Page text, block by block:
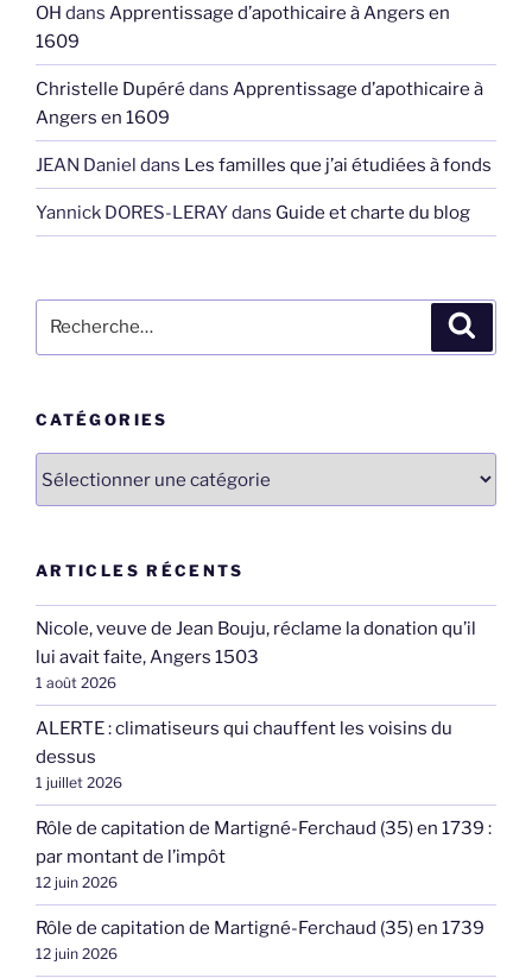
OH dans Apprentissage d’apothicaire à Angers en
1609
Christelle Dupéré dans Apprentissage d’apothicaire à
Angers en 1609
JEAN Daniel dans Les familles que j’ai étudiées à fonds
Yannick DORES-LERAYdans Guide et charte du blog
pour
CATÉGORIES
ARTICLES RÉCENTS
Nicole, veuve de Jean Bouju, réclame la donation qu’il
lui avait faite, Angers 1503
1 août 2026
ALERTE : climatiseurs qui chauffent les voisins du
dessus
1 juillet 2026
Rôle de capitation de Martigné-Ferchaud (35) en 1739 :
par montant de l’impôt
12 juin 2026
Rôle de capitation de Martigné-Ferchaud (35) en 1739
12 juin 2026